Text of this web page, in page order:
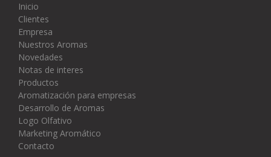
Inicio
Clientes
Empresa
Nuestros Aromas
Novedades
Notas de interes
Productos
Aromatización para empresas
Desarrollo de Aromas
Logo Olfativo
Marketing Aromático
Contacto